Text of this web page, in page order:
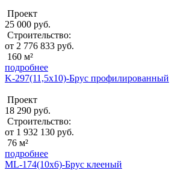
Проект
25 000 руб.
Строительство:
от 2 776 833 руб.
160 м²
подробнее
K-297(11,5x10)-Брус профилированный
Проект
18 290 руб.
Строительство:
от 1 932 130 руб.
76 м²
подробнее
ML-174(10x6)-Брус клееный